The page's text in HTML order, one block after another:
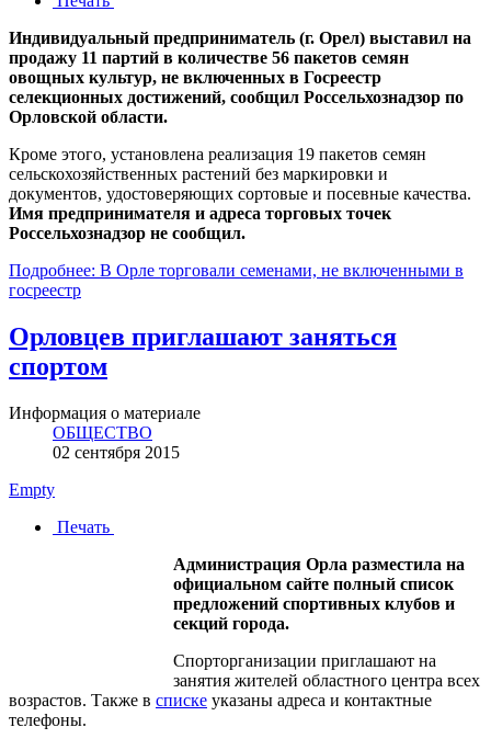
Индивидуальный предприниматель (г. Орел) выставил на
продажу 11 партий в количестве 56 пакетов семян
овощных культур, не включенных в Госреестр
селекционных достижений, сообщил Россельхознадзор по
Орловской области.
Кроме этого, установлена реализация 19 пакетов семян
сельскохозяйственных растений без маркировки и
документов, удостоверяющих сортовые и посевные качества.
Имя предпринимателя и адреса торговых точек
Россельхознадзор не сообщил.
Подробнее: В Орле торговали семенами, не включенными в
госреестр
Орловцев приглашают заняться
спортом
Информация о материале
ОБЩЕСТВО
02 сентября 2015
Empty
Печать
Администрация Орла разместила на
официальном сайте полный список
предложений спортивных клубов и
секций города.
Спорторганизации приглашают на
занятия жителей областного центра всех
возрастов. Также в списке указаны адреса и контактные
телефоны.